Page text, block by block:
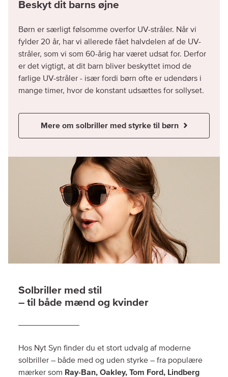
Beskyt dit barns øjne
Børn er særligt følsomme overfor UV-stråler. Når vi
fylder 20 år, har vi allerede fået halvdelen af de UV-
stråler, som vi som 60-årig har været udsat for. Derfor
er det vigtigt, at dit barn bliver beskyttet imod de
farlige UV-stråler - især fordi børn ofte er udendørs i
mange timer, hvor de konstant udsættes for sollyset.
Mere om solbriller med styrke til børn
Solbriller med stil
– til både mænd og kvinder
Hos Nyt Syn finder du et stort udvalg af moderne
solbriller – både med og uden styrke – fra populære
mærker som Ray-Ban, Oakley, Tom Ford, Lindberg